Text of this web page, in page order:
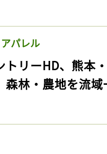
パレル
トリーHD、熊本
森林・農地を流